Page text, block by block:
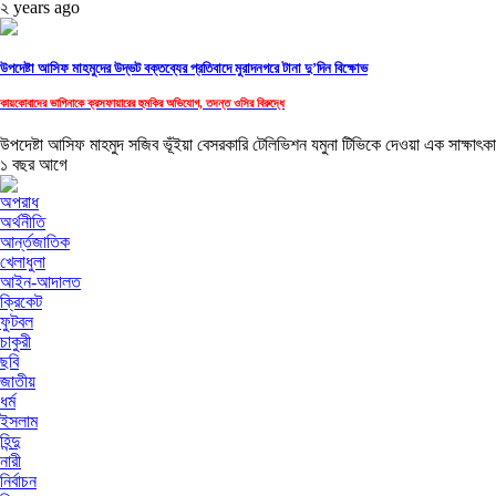
২ years ago
উপদেষ্টা আসিফ মাহমুদের উদ্ভট বক্তব্যের প্রতিবাদে মুরাদনগরে টানা দু’দিন বিক্ষোভ
কায়কোবাদের ভাগিনাকে ক্রসফায়ারের হুমকির অভিযোগ, তদন্ত ওসির বিরুদ্ধে
উপদেষ্টা আসিফ মাহমুদ সজিব ভূঁইয়া বেসরকারি টেলিভিশন যমুনা টিভিকে দেওয়া এক
১ বছর আগে
অপরাধ
অর্থনীতি
আর্ন্তজাতিক
খেলাধুলা
আইন-আদালত
ক্রিকেট
ফুটবল
চাকুরী
ছবি
জাতীয়
ধর্ম
ইসলাম
হিন্দু
নারী
নির্বাচন